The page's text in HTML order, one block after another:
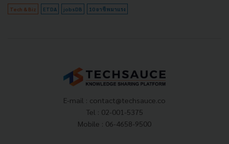
Tech & Biz ETDA jobsDB 10 อาชีพมาแรง
E-mail : contact@techsauce.co
Tel : 02-001-5375
Mobile : 06-4658-9500